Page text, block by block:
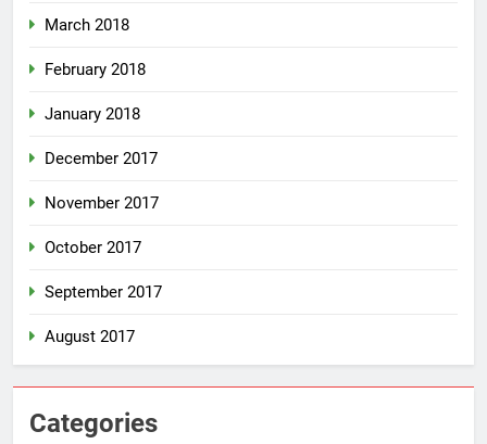
March 2018
February 2018
January 2018
December 2017
November 2017
October 2017
September 2017
August 2017
Categories